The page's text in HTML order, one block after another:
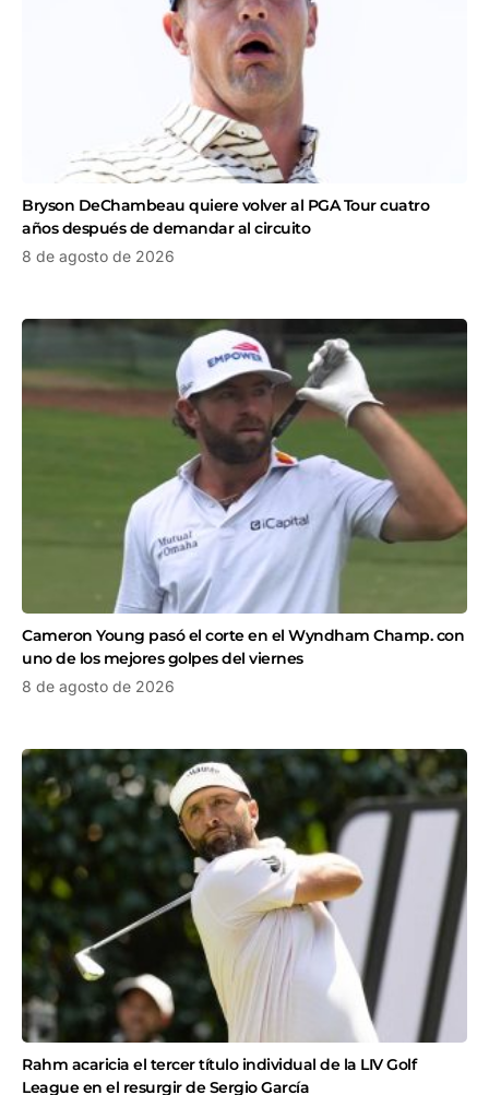
Bryson DeChambeau quiere volver al PGA Tour cuatro
años después de demandar al circuito
8 de agosto de 2026
Cameron Young pasó el corte en el Wyndham Champ. con
uno de los mejores golpes del viernes
8 de agosto de 2026
Rahm acaricia el tercer título individual de la LIV Golf
League en el resurgir de Sergio García